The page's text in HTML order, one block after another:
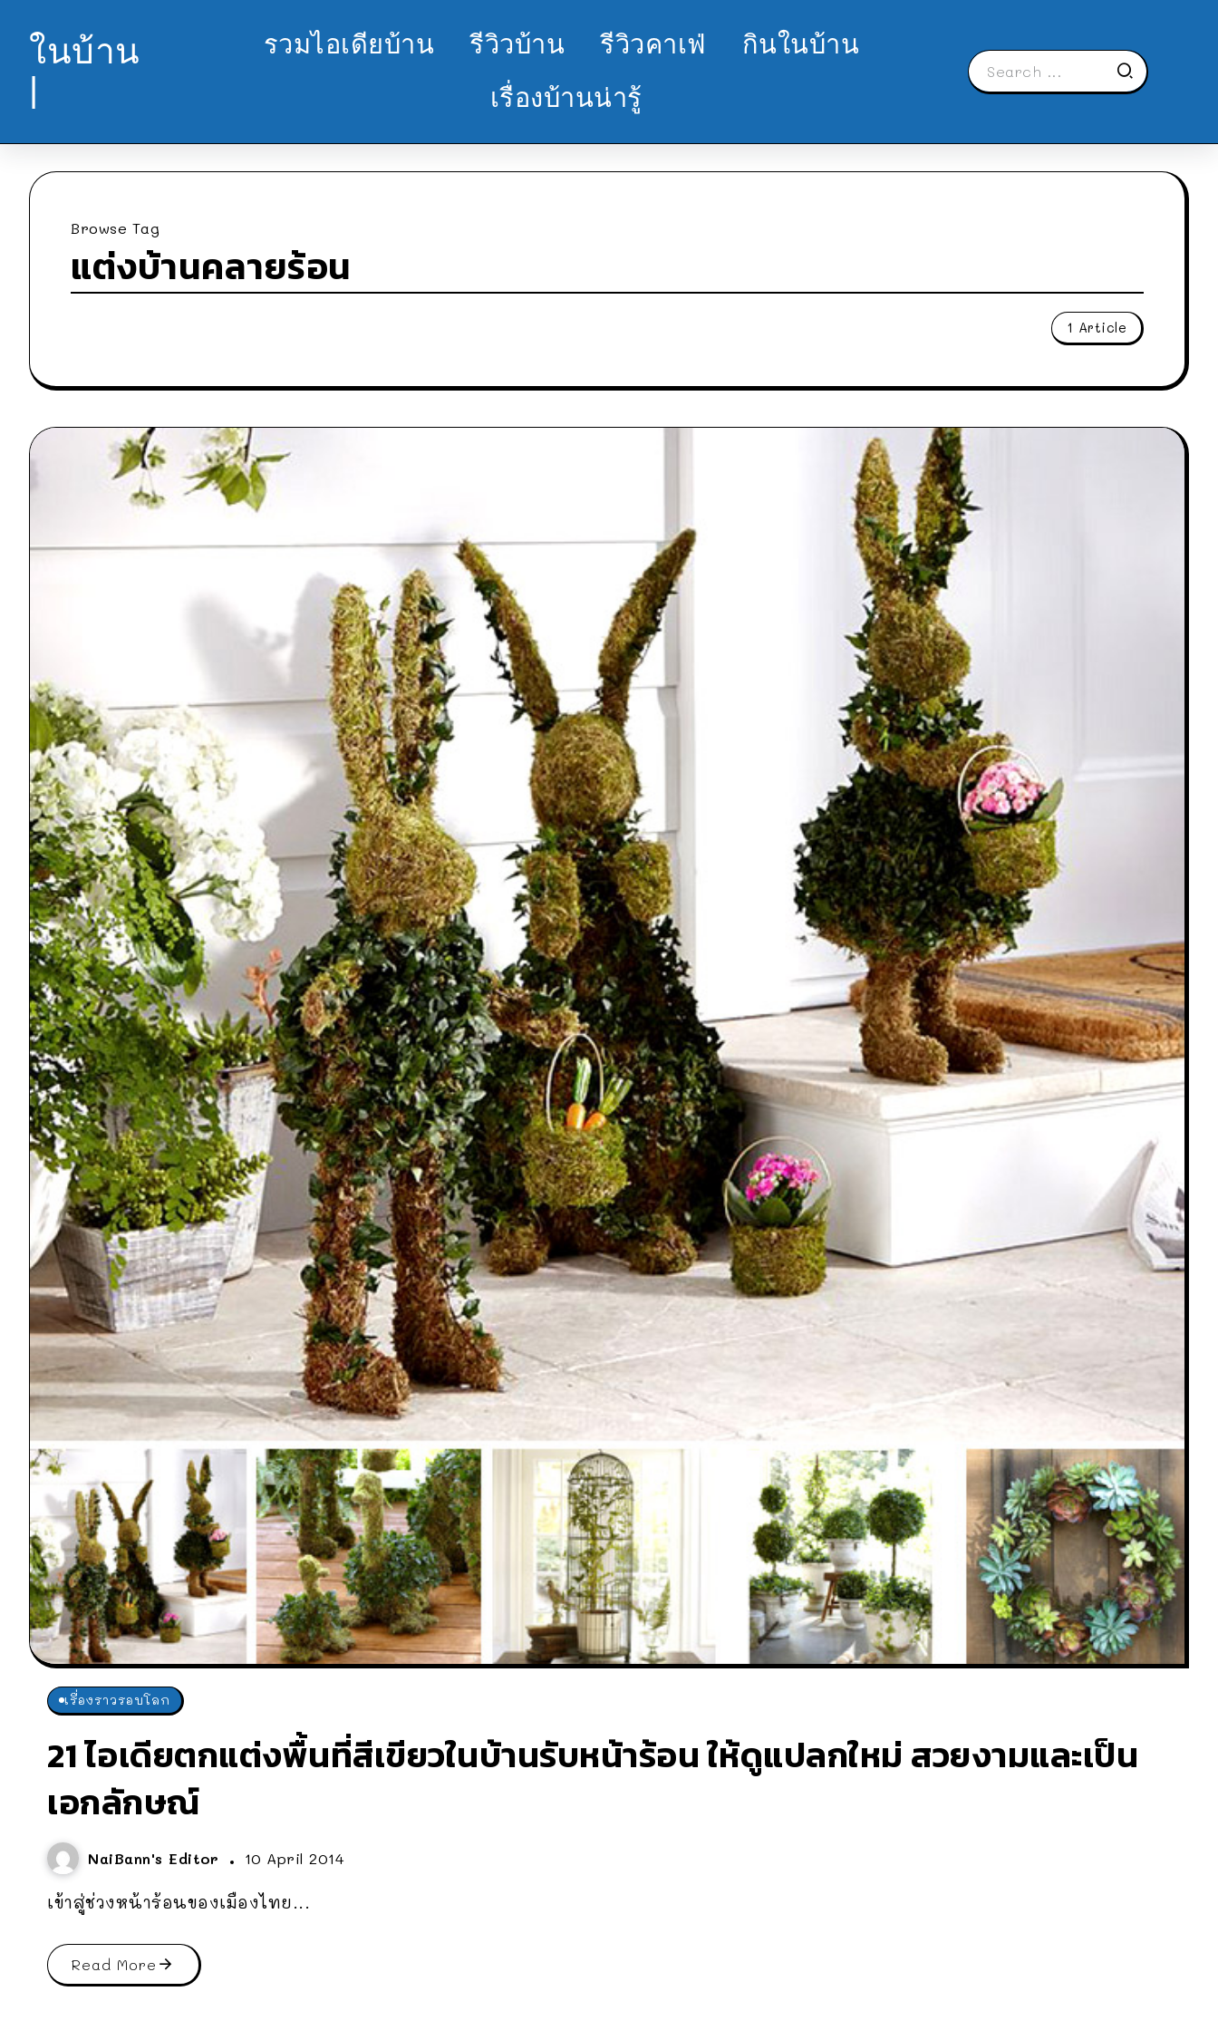
ในบ้าน
|
รวมไอเดียบ้าน รีวิวบ้าน รีวิวคาเฟ่
กินในบ้าน
เรื่องบ้านน่ารู้
Browse Tag
แต่งบ้านคลายร้อน
1 Article
เรื่องราวรอบโลก
21 ไอเดียตกแต่งพื้นที่สีเขียวในบ้านรับหน้าร้อน ให้ดูแปลกใหม่ สวยงามและเป็น
เอกลักษณ์
NaiBann's Editor 10 April 2014
เข้าสู่ช่วงหน้าร้อนของเมืองไทย...
Read More